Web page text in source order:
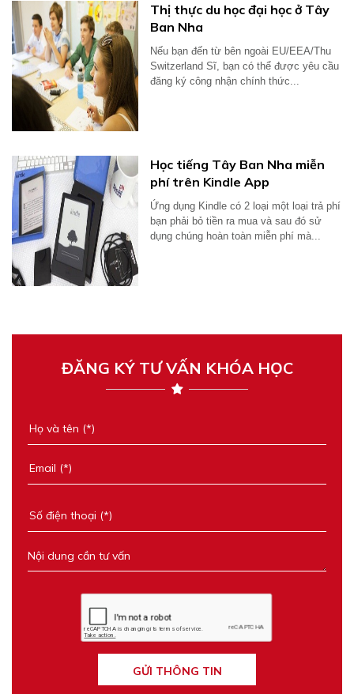
Thị thực du học đại học ở Tây
Ban Nha
Nếu bạn đến từ bên ngoài EU/EEA/Thu
Switzerland Sĩ, bạn có thể được yêu cầu
đăng ký công nhận chính thức...
Học tiếng Tây Ban Nha miễn
phí trên Kindle App
Ứng dụng Kindle có 2 loại một loại trả phí
bạn phải bỏ tiền ra mua và sau đó sử
dụng chúng hoàn toàn miễn phí mà...
ĐĂNG KÝ TƯ VẤN KHÓA HỌC
GỬI THÔNG TIN